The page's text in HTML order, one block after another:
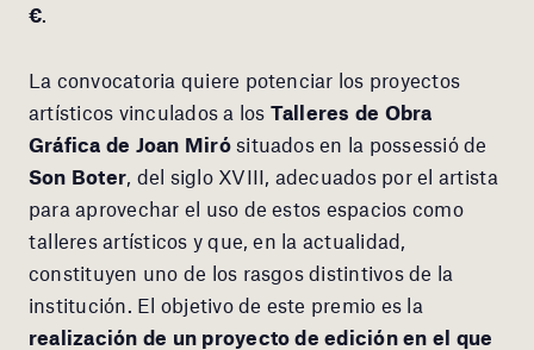
€
La convocatoria quiere potenciar los proyectos
artísticos vinculados a los Talleres de Obra
Gráfica de Joan Mirósituados en la possessió de
Son Boter , del siglo XVIII, adecuados por el artista
para aprovechar el uso de estos espacios como
talleres artísticos y que, en la actualidad,
constituyen uno de los rasgos distintivos de la
institución. El objetivo de este premio es la
realización de un proyecto de edición en el que